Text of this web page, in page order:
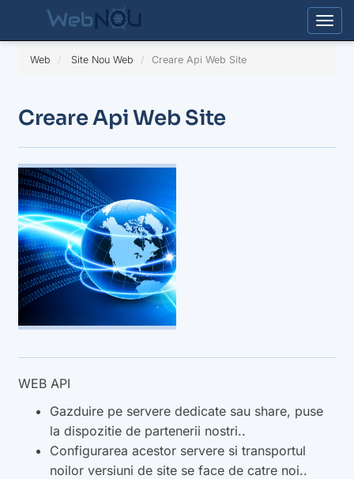
Web Site Nou Web Creare Api Web Site
Creare Api Web Site
WEB API
Gazduire pe servere dedicate sau share, puse
la dispozitie de partenerii nostri..
Configurarea acestor servere si transportul
noilor versiuni de site se face de catre noi..